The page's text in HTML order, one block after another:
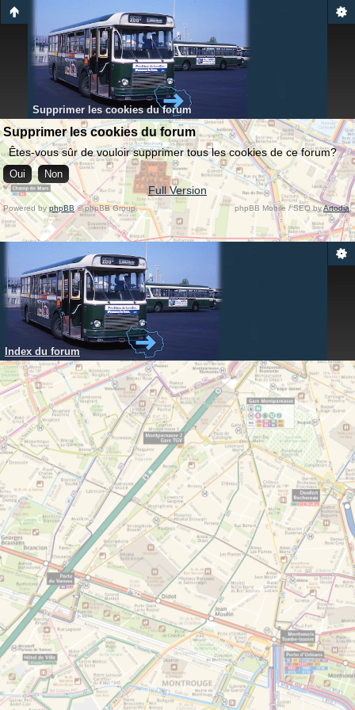
Supprimer les cookies du forum
Supprimer les cookies du forum
Êtes-vous sûr de vouloir supprimer tous les cookies de ce forum?
Full Version
Powered byphpBB © phpBB Group. phpBB Mobile / SEO byArtodia.
Index du forum